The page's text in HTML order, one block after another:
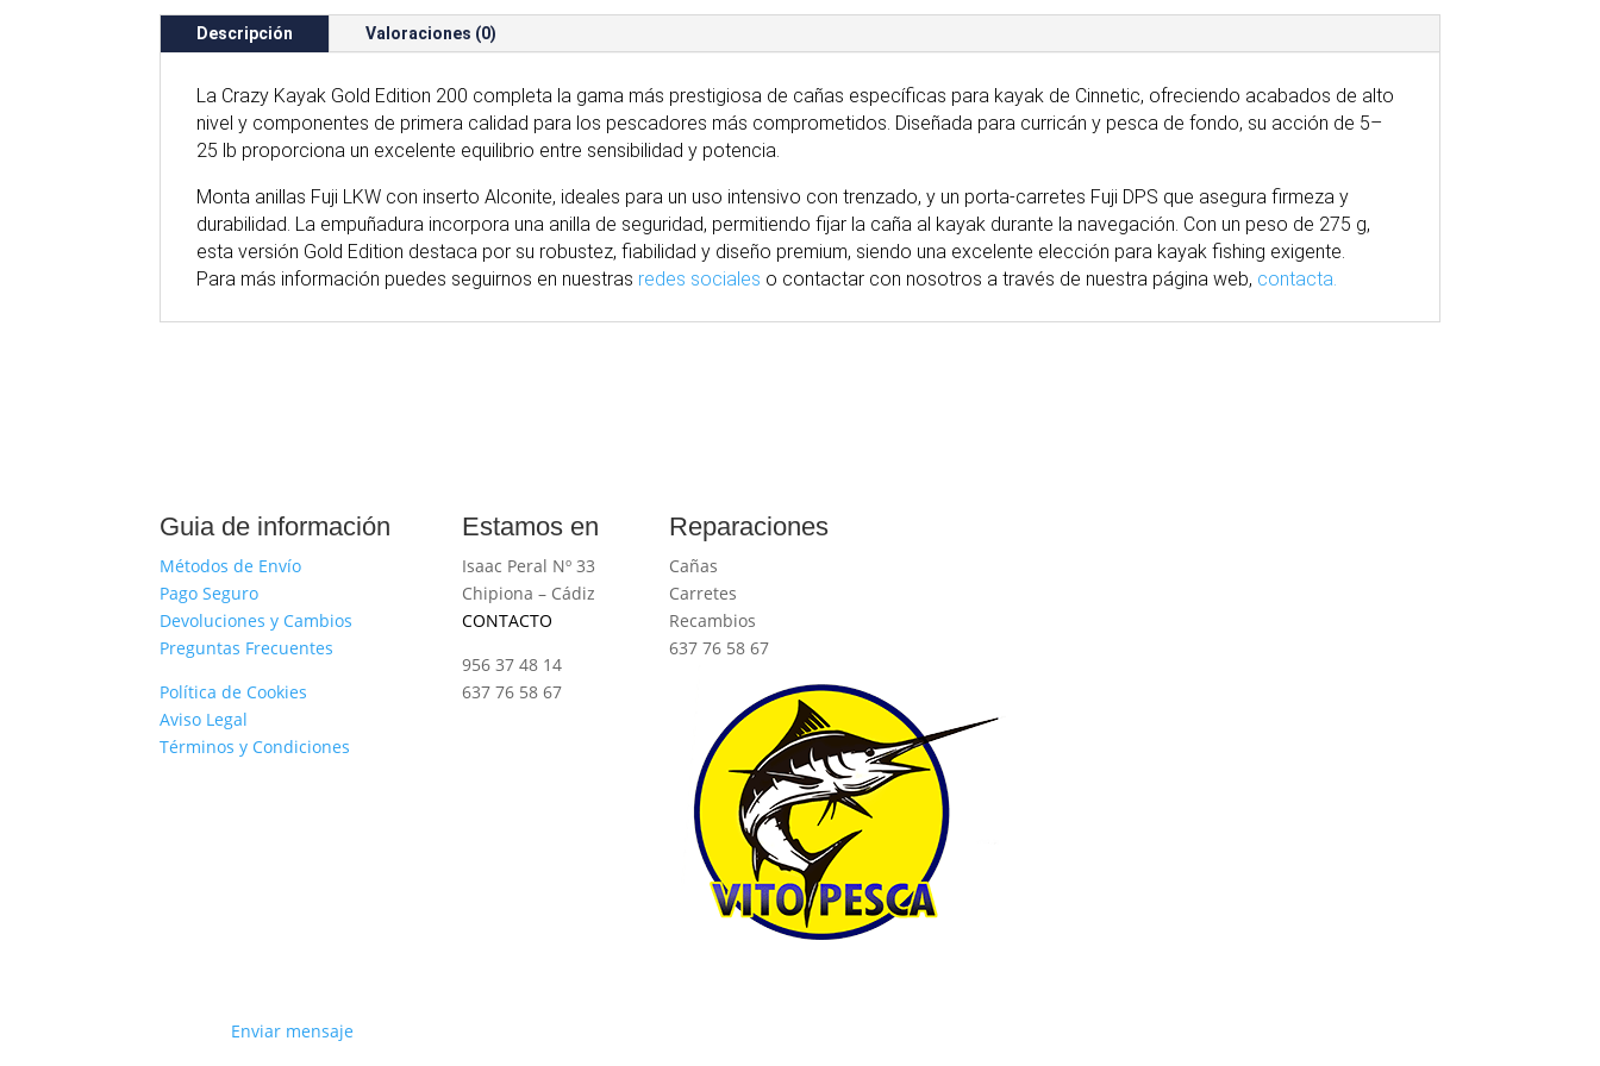
Descripción Valoraciones (0)
La Crazy Kayak Gold Edition 200 completa la gama más prestigiosa de cañas específicas para kayak de Cinnetic, ofreciendo acabados de alto
nivel y componentes de primera calidad para los pescadores más comprometidos. Diseñada para curricán y pesca de fondo, su acción de 5–
25 lb proporciona un excelente equilibrio entre sensibilidad y potencia.
Monta anillas Fuji LKW con inserto Alconite, ideales para un uso intensivo con trenzado, y un porta-carretes Fuji DPS que asegura firmeza y
durabilidad. La empuñadura incorpora una anilla de seguridad, permitiendo fijar la caña al kayak durante la navegación. Con un peso de 275 g,
esta versión Gold Edition destaca por su robustez, fiabilidad y diseño premium, siendo una excelente elección para kayak fishing exigente.
Para más información puedes seguirnos en nuestras redes sociales o contactar con nosotros a través de nuestra página web, contacta.
Guia de información
Métodos de Envío
Pago Seguro
Devoluciones y Cambios
Preguntas Frecuentes
Política de Cookies
Aviso Legal
Términos y Condiciones
Estamos en
Isaac Peral Nº 33
Chipiona – Cádiz
CONTACTO
956 37 48 14
637 76 58 67
Reparaciones
Cañas
Carretes
Recambios
637 76 58 67
Enviar mensaje